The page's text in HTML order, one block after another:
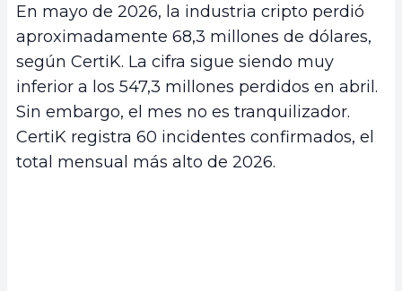
En mayo de 2026, la industria cripto perdió
aproximadamente 68,3 millones de dólares,
según CertiK. La cifra sigue siendo muy
inferior a los 547,3 millones perdidos en abril.
Sin embargo, el mes no es tranquilizador.
CertiK registra 60 incidentes confirmados, el
total mensual más alto de 2026.